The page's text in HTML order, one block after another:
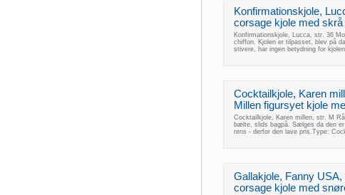
Konfirmationskjole,
corsage kjole med
Konfirmationskjole, Lucca, str. 36
chiffon. Kjolen er tilpasset, blev på
stivere, har ingen betydning for
Cocktailkjole, Karen
Millen figursyet kjole
Cocktailkjole, Karen millen, str. M
bælte, slids bagpå. Sælges da den
rens - derfor den lave pris.Type:
Gallakjole, Fanny
corsage kjole med